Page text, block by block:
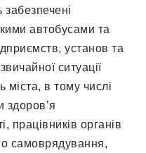
автобусами та
установ та
ситуації
міста, в тому числі
здоров’я
працівників органів
самоврядування,